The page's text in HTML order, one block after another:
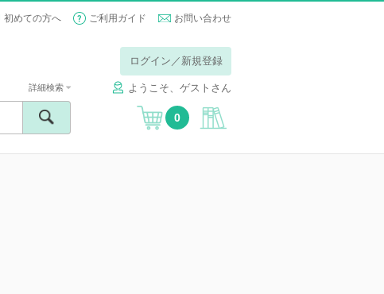
初めての方へ ご利用ガイド お問い合わせ
ログイン／新規登録
ようこそ、ゲストさん
詳細検索
0